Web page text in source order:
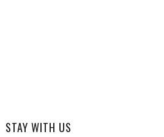
STAY WITH US